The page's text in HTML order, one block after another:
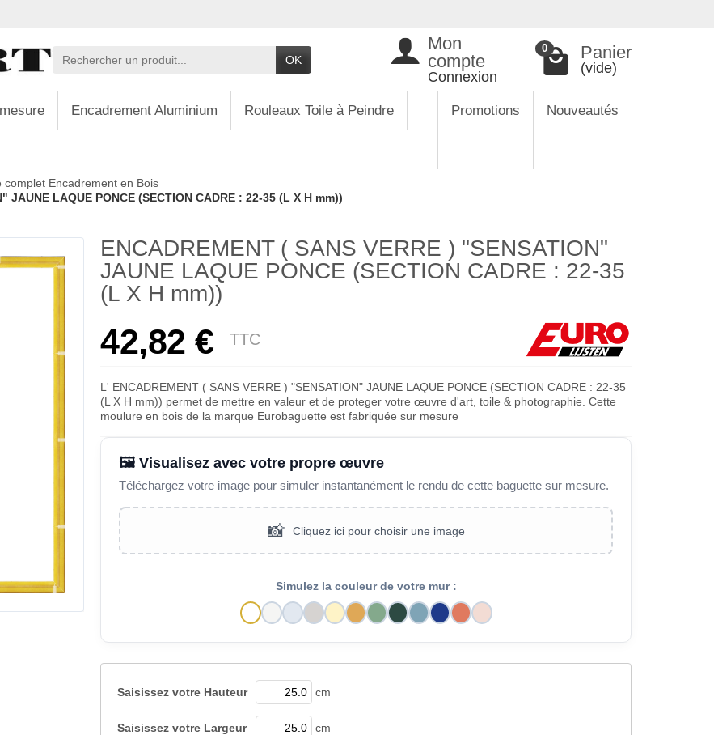
OK
Mon
compte
Connexion
0 Panier
(vide)
Encadrement Aluminium Rouleaux Toile à Peindre Promotions Nouveautés
complet Encadrement en Bois
JAUNE LAQUE PONCE (SECTION CADRE : 22-35 (L X H mm))
ENCADREMENT ( SANS VERRE ) "SENSATION"
JAUNE LAQUE PONCE (SECTION CADRE : 22-35
(L X H mm))
42,82 € TTC
L' ENCADREMENT ( SANS VERRE ) "SENSATION" JAUNE LAQUE PONCE (SECTION CADRE : 22-35
(L X H mm)) permet de mettre en valeur et de proteger votre œuvre d'art, toile & photographie. Cette
moulure en bois de la marque Eurobaguette est fabriquée sur mesure
🖼️ Visualisez avec votre propre œuvre
Téléchargez votre image pour simuler instantanément le rendu de cette baguette sur mesure.
📸 Cliquez ici pour choisir une image
Simulez la couleur de votre mur :
Saisissez votre Hauteur cm
Saisissez votre Largeur cm